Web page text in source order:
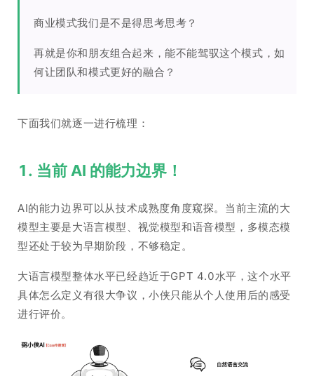
商业模式我们是不是得思考思考？
再就是你和朋友组合起来，能不能驾驭这个模式，如
何让团队和模式更好的融合？
下面我们就逐一进行梳理：
1. 当前 AI 的能力边界！
AI的能力边界可以从技术成熟度角度窥探。当前主流的大
模型主要是大语言模型、视觉模型和语音模型，多模态模
型还处于较为早期阶段，不够稳定。
大语言模型整体水平已经趋近于GPT 4.0水平，这个水平
具体怎么定义有很大争议，小侠只能从个人使用后的感受
进行评价。